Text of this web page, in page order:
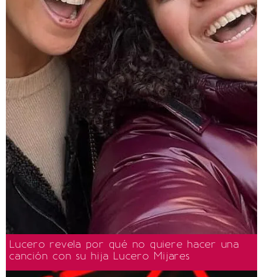
Lucero revela por qué no quiere hacer una
canción con su hija Lucero Mijares